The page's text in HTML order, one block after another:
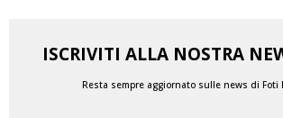
ISCRIVITI ALLA NOSTRA
Resta sempre aggiornato sulle news di Foti